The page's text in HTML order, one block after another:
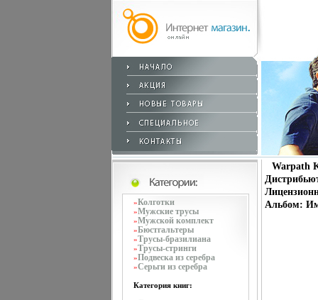
»Колготки
»Мужские трусы
»Мужской комплект
»Бюстгальтеры
»Трусы-бразилиана
»Трусы-стринги
»Подвеска из серебра
»Серьги из серебра
Категория книг:
Warpath
Альбом: